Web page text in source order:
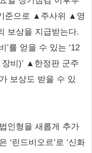
준으로 ▲주사위 ▲영
보상을 지급받는다.
를 얻을 수 있는 ‘12
비)’ ▲한정판 군주
보상도 받을 수 있
인형을 새롭게 추가
‘린드비오르’로 ‘신화